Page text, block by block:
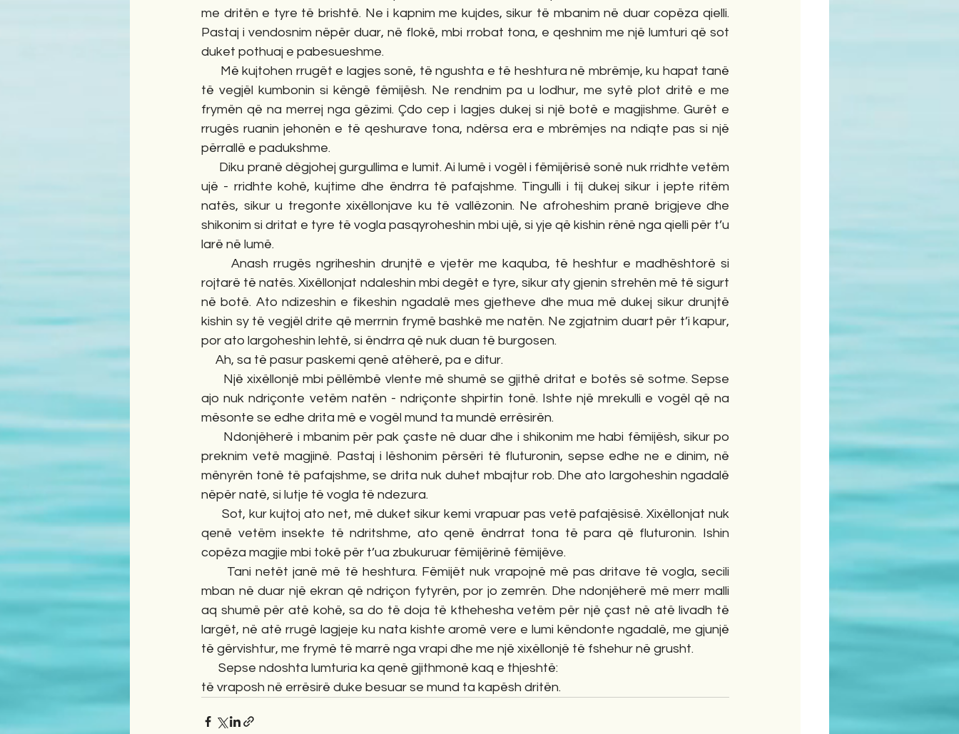
me dritën e tyre të brishtë. Ne i kapnim me kujdes, sikur të mbanim në duar copëza qielli.
Pastaj i vendosnim nëpër duar, në flokë, mbi rrobat tona, e qeshnim me një lumturi që sot
duket pothuaj e pabesueshme.
Më kujtohen rrugët e lagjes sonë, të ngushta e të heshtura në mbrëmje, ku hapat tanë
të vegjël kumbonin si këngë fëmijësh. Ne rendnim pa u lodhur, me sytë plot dritë e me
frymën që na merrej nga gëzimi. Çdo cep i lagjes dukej si një botë e magjishme. Gurët e
rrugës ruanin jehonën e të qeshurave tona, ndërsa era e mbrëmjes na ndiqte pas si një
përrallë e padukshme.
Diku pranë dëgjohej gurgullima e lumit. Ai lumë i vogël i fëmijërisë sonë nuk rridhte vetëm
ujë - rridhte kohë, kujtime dhe ëndrra të pafajshme. Tingulli i tij dukej sikur i jepte ritëm
natës, sikur u tregonte xixëllonjave ku të vallëzonin. Ne afroheshim pranë brigjeve dhe
shikonim si dritat e tyre të vogla pasqyroheshin mbi ujë, si yje që kishin rënë nga qielli për t’u
larë në lumë.
Anash rrugës ngriheshin drunjtë e vjetër me kaquba, të heshtur e madhështorë si
rojtarë të natës. Xixëllonjat ndaleshin mbi degët e tyre, sikur aty gjenin strehën më të sigurt
në botë. Ato ndizeshin e fikeshin ngadalë mes gjetheve dhe mua më dukej sikur drunjtë
kishin sy të vegjël drite që merrnin frymë bashkë me natën. Ne zgjatnim duart për t’i kapur,
por ato largoheshin lehtë, si ëndrra që nuk duan të burgosen.
Ah, sa të pasur paskemi qenë atëherë, pa e ditur.
Një xixëllonjë mbi pëllëmbë vlente më shumë se gjithë dritat e botës së sotme. Sepse
ajo nuk ndriçonte vetëm natën - ndriçonte shpirtin tonë. Ishte një mrekulli e vogël që na
mësonte se edhe drita më e vogël mund ta mundë errësirën.
Ndonjëherë i mbanim për pak çaste në duar dhe i shikonim me habi fëmijësh, sikur po
preknim vetë magjinë. Pastaj i lëshonim përsëri të fluturonin, sepse edhe ne e dinim, në
mënyrën tonë të pafajshme, se drita nuk duhet mbajtur rob. Dhe ato largoheshin ngadalë
nëpër natë, si lutje të vogla të ndezura.
Sot, kur kujtoj ato net, më duket sikur kemi vrapuar pas vetë pafajësisë. Xixëllonjat nuk
qenë vetëm insekte të ndritshme, ato qenë ëndrrat tona të para që fluturonin. Ishin
copëza magjie mbi tokë për t’ua zbukuruar fëmijërinë fëmijëve.
Tani netët janë më të heshtura. Fëmijët nuk vrapojnë më pas dritave të vogla, secili
mban në duar një ekran që ndriçon fytyrën, por jo zemrën. Dhe ndonjëherë më merr malli
aq shumë për atë kohë, sa do të doja të kthehesha vetëm për një çast në atë livadh të
largët, në atë rrugë lagjeje ku nata kishte aromë vere e lumi këndonte ngadalë, me gjunjë
të gërvishtur, me frymë të marrë nga vrapi dhe me një xixëllonjë të fshehur në grusht.
Sepse ndoshta lumturia ka qenë gjithmonë kaq e thjeshtë:
të vraposh në errësirë duke besuar se mund ta kapësh dritën.